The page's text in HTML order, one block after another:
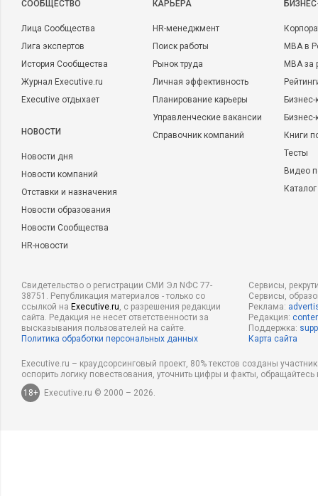
CООБЩЕСТВО
Лица Сообщества
Лига экспертов
История Сообщества
Журнал Executive.ru
Executive отдыхает
НОВОСТИ
Новости дня
Новости компаний
Отставки и назначения
Новости образования
Новости Сообщества
HR-новости
КАРЬЕРА
HR-менеджмент
Поиск работы
Рынок труда
Личная эффективность
Планирование карьеры
Управленческие вакансии
Справочник компаний
MBA в
MBA
Бизнес-
Книги
Тесты
Видео
Свидетельство о регистрации СМИ Эл NФС 77-
38751. Републикация материалов - только со
ссылкой на Executive.ru, с разрешения редакции
сайта. Редакция не несет ответственности за
высказывания пользователей на сайте.
Политика обработки персональных данных
Сервисы,
Сервисы,
Реклама:
Редакция:
Поддержка:
Карта сайта
Executive.ru – краудсорсинговый проект, 80% текстов созданы
оспорить логику повествования, уточнить цифры и факты,
18+
Executive.ru © 2000 – 2026.